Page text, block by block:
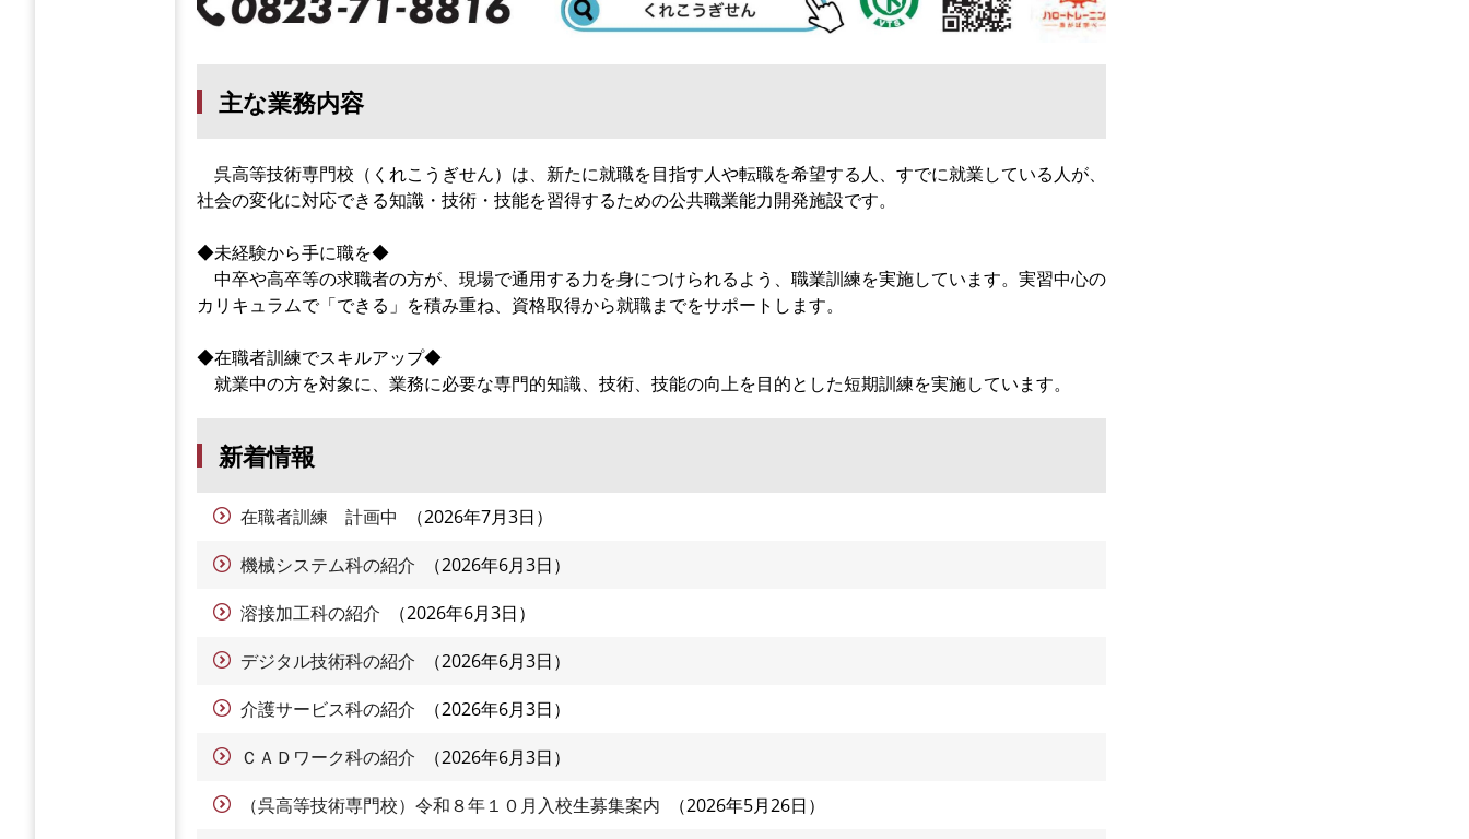
主な業務内容
呉高等技術専門校（くれこうぎせん）は、新たに就職を目指す人や転職を希望する人、すでに就業している人が、
社会の変化に対応できる知識・技術・技能を習得するための公共職業能力開発施設です。
◆未経験から手に職を◆
中卒や高卒等の求職者の方が、現場で通用する力を身につけられるよう、職業訓練を実施しています。実習中心の
カリキュラムで「できる」を積み重ね、資格取得から就職までをサポートします。
◆在職者訓練でスキルアップ◆
就業中の方を対象に、業務に必要な専門的知識、技術、技能の向上を目的とした短期訓練を実施しています。
新着情報
在職者訓練 計画中
2026年7月3日
機械システム科の紹介
2026年6月3日
溶接加工科の紹介
2026年6月3日
デジタル技術科の紹介
2026年6月3日
介護サービス科の紹介
2026年6月3日
ＣＡＤワーク科の紹介
2026年6月3日
（呉高等技術専門校）令和８年１０月入校生募集案内
2026年5月26日